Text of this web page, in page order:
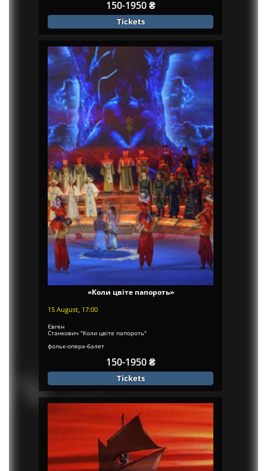
150-1950 ₴
Tickets
«Коли цвіте папороть»
15 August, 17:00
Євген
Станкович "Коли цвіте папороть"
фольк-опера-балет
на 2...
150-1950 ₴
Tickets